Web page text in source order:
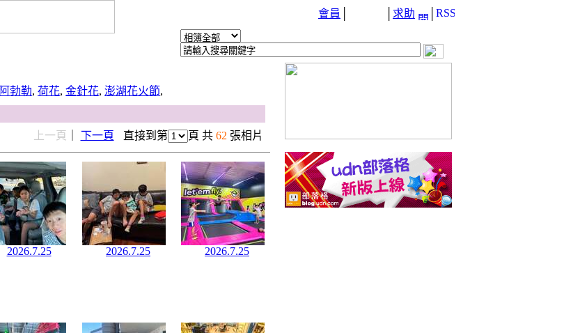
會員 求助
阿勃勒, 荷花, 金針花, 澎湖花火節,
上一頁
下一頁 直接到第 頁 共 62 張相片
2026.7.25 2026.7.25 2026.7.25